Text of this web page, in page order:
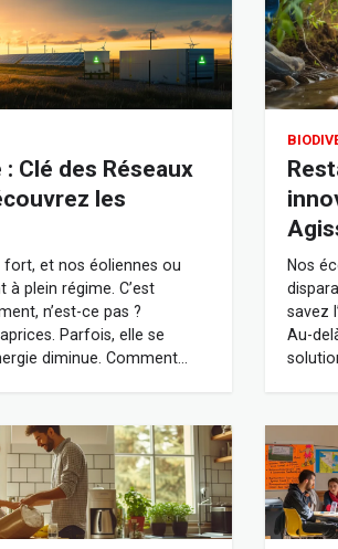
Clé des Réseaux
les
fort, et nos éoliennes ou
plein régime. C’est
n’est-ce pas ?
Parfois, elle se
diminue. Comment…
Nos
savez
Au-